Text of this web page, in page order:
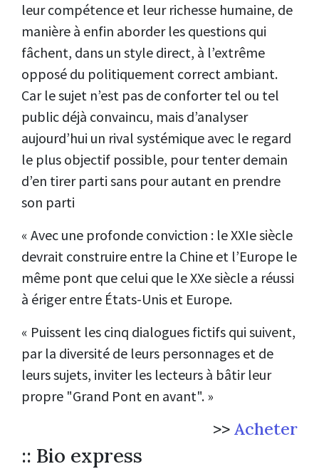
leur compétence et leur richesse humaine, de
manière à enfin aborder les questions qui
fâchent, dans un style direct, à l’extrême
opposé du politiquement correct ambiant.
Car le sujet n’est pas de conforter tel ou tel
public déjà convaincu, mais d’analyser
aujourd’hui un rival systémique avec le regard
le plus objectif possible, pour tenter demain
d’en tirer parti sans pour autant en prendre
son parti
« Avec une profonde conviction : le XXIe siècle
devrait construire entre la Chine et l’Europe le
même pont que celui que le XXe siècle a réussi
à ériger entre États-Unis et Europe.
« Puissent les cinq dialogues fictifs qui suivent,
par la diversité de leurs personnages et de
leurs sujets, inviter les lecteurs à bâtir leur
propre "Grand Pont en avant". »
>> Acheter
:: Bio express